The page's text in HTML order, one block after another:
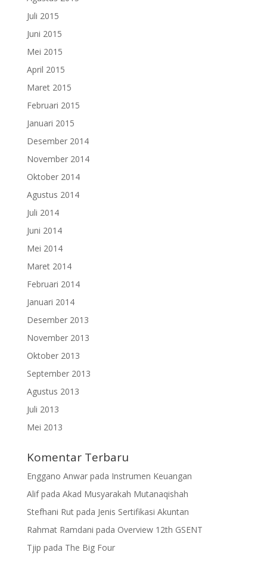
Juli 2015
Juni 2015
Mei 2015
April 2015
Maret 2015
Februari 2015
Januari 2015
Desember 2014
November 2014
Oktober 2014
Agustus 2014
Juli 2014
Juni 2014
Mei 2014
Maret 2014
Februari 2014
Januari 2014
Desember 2013
November 2013
Oktober 2013
September 2013
Agustus 2013
Juli 2013
Mei 2013
Komentar Terbaru
Enggano Anwarpada Instrumen Keuangan
Alifpada Akad Musyarakah Mutanaqishah
Stefhani Rutpada Jenis Sertifikasi Akuntan
Rahmat Ramdani pada Overview 12th GSENT
Tjip pada The Big Four